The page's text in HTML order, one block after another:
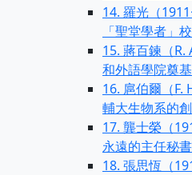
14. 羅光（
「聖堂學者」
15. 蔣百鍊（
和外語學院奠
16. 扈伯爾（
輔大生物系的
17. 龔士榮（
永遠的主任秘書
18. 張思恆（